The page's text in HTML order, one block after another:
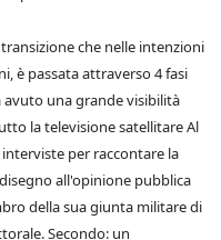
che nelle intenzioni
è passata attraverso 4 fasi
una grande visibilità
la televisione satellitare Al
per raccontare la
all'opinione pubblica
della sua giunta militare di
Secondo: un